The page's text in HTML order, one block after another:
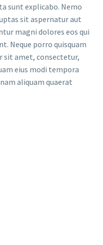
sunt explicabo. Nemo
sit aspernatur aut
magni dolores eos qui
Neque porro quisquam
sit amet, consectetur,
eius modi tempora
aliquam quaerat